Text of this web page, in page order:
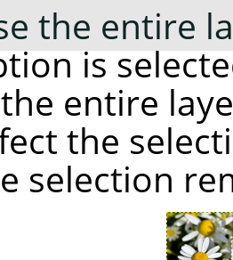
the entire
is
entire
the
selection